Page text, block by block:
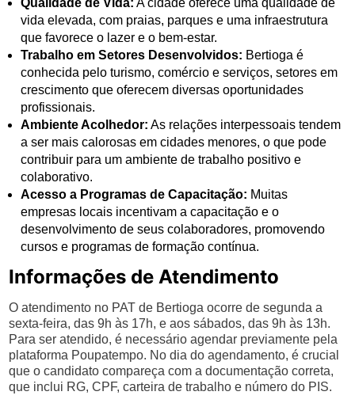
Qualidade de Vida: A cidade oferece uma qualidade de
vida elevada, com praias, parques e uma infraestrutura
que favorece o lazer e o bem-estar.
Trabalho em Setores Desenvolvidos: Bertioga é
conhecida pelo turismo, comércio e serviços, setores em
crescimento que oferecem diversas oportunidades
profissionais.
Ambiente Acolhedor: As relações interpessoais tendem
a ser mais calorosas em cidades menores, o que pode
contribuir para um ambiente de trabalho positivo e
colaborativo.
Acesso a Programas de Capacitação: Muitas
empresas locais incentivam a capacitação e o
desenvolvimento de seus colaboradores, promovendo
cursos e programas de formação contínua.
Informações de Atendimento
O atendimento no PAT de Bertioga ocorre de segunda a
sexta-feira, das 9h às 17h, e aos sábados, das 9h às 13h.
Para ser atendido, é necessário agendar previamente pela
plataforma Poupatempo. No dia do agendamento, é crucial
que o candidato compareça com a documentação correta,
que inclui RG, CPF, carteira de trabalho e número do PIS.